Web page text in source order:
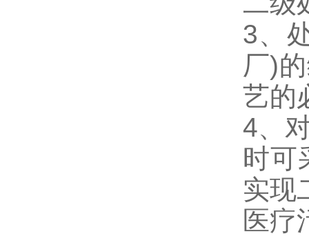
3、
厂)
艺的
4、
时可
实现
医疗